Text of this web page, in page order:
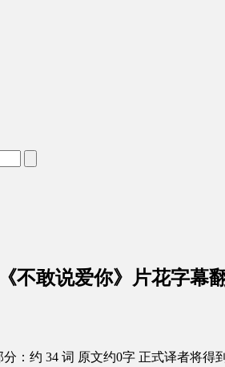
不敢说爱你》片花字幕
：约 34 词 原文约0字 正式译者将得